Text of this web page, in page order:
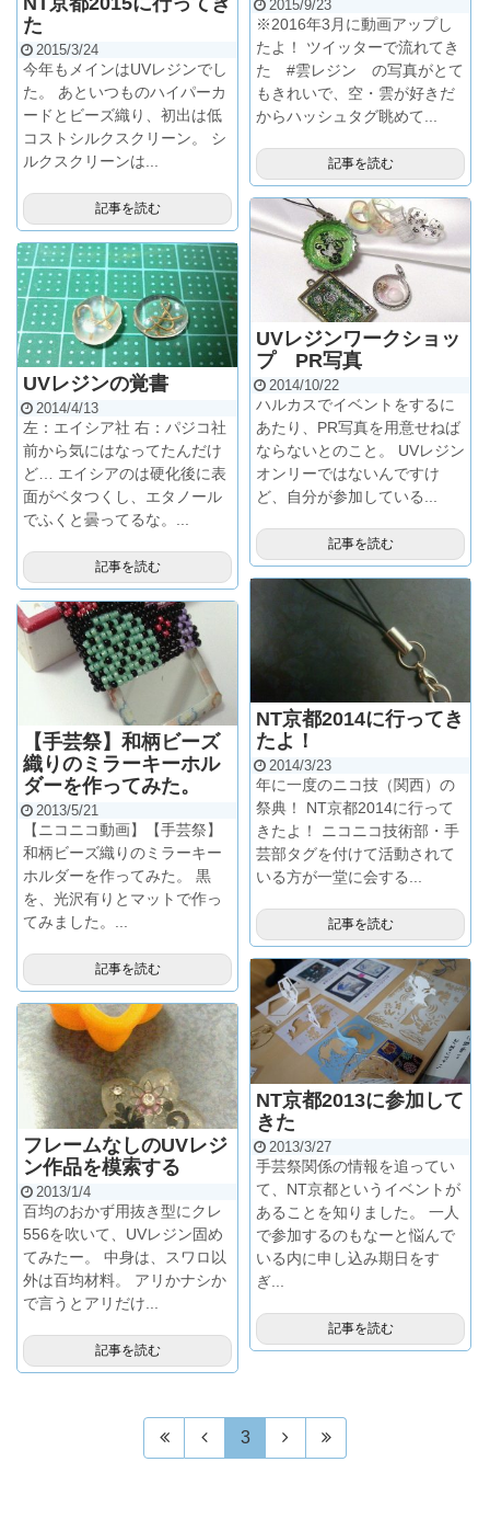
2015/9/23
※2016年3月に動画アップし
たよ！ ツイッターで流れてき
た #雲レジン の写真がとて
もきれいで、空・雲が好きだ
からハッシュタグ眺めて...
記事を読む
た
2015/3/24
今年もメインはUVレジンでし
た。 あといつものハイパーカ
ードとビーズ織り、初出は低
コストシルクスクリーン。 シ
ルクスクリーンは...
記事を読む
UVレジンワークショッ
プ PR写真
2014/10/22
ハルカスでイベントをするに
あたり、PR写真を用意せねば
ならないとのこと。 UVレジン
オンリーではないんですけ
ど、自分が参加している...
記事を読む
UVレジンの覚書
2014/4/13
左：エイシア社 右：パジコ社
前から気にはなってたんだけ
ど… エイシアのは硬化後に表
面がベタつくし、エタノール
でふくと曇ってるな。...
記事を読む
NT京都2014に行ってき
たよ！
2014/3/23
年に一度のニコ技（関西）の
祭典！ NT京都2014に行って
きたよ！ ニコニコ技術部・手
芸部タグを付けて活動されて
いる方が一堂に会する...
記事を読む
【手芸祭】和柄ビーズ
織りのミラーキーホル
ダーを作ってみた。
2013/5/21
【ニコニコ動画】【手芸祭】
和柄ビーズ織りのミラーキー
ホルダーを作ってみた。 黒
を、光沢有りとマットで作っ
てみました。...
記事を読む
NT京都2013に参加して
きた
2013/3/27
手芸祭関係の情報を追ってい
て、NT京都というイベントが
あることを知りました。 一人
で参加するのもなーと悩んで
いる内に申し込み期日をす
ぎ...
記事を読む
フレームなしのUVレジ
ン作品を模索する
2013/1/4
百均のおかず用抜き型にクレ
556を吹いて、UVレジン固め
てみたー。 中身は、スワロ以
外は百均材料。 アリかナシか
で言うとアリだけ...
記事を読む
3